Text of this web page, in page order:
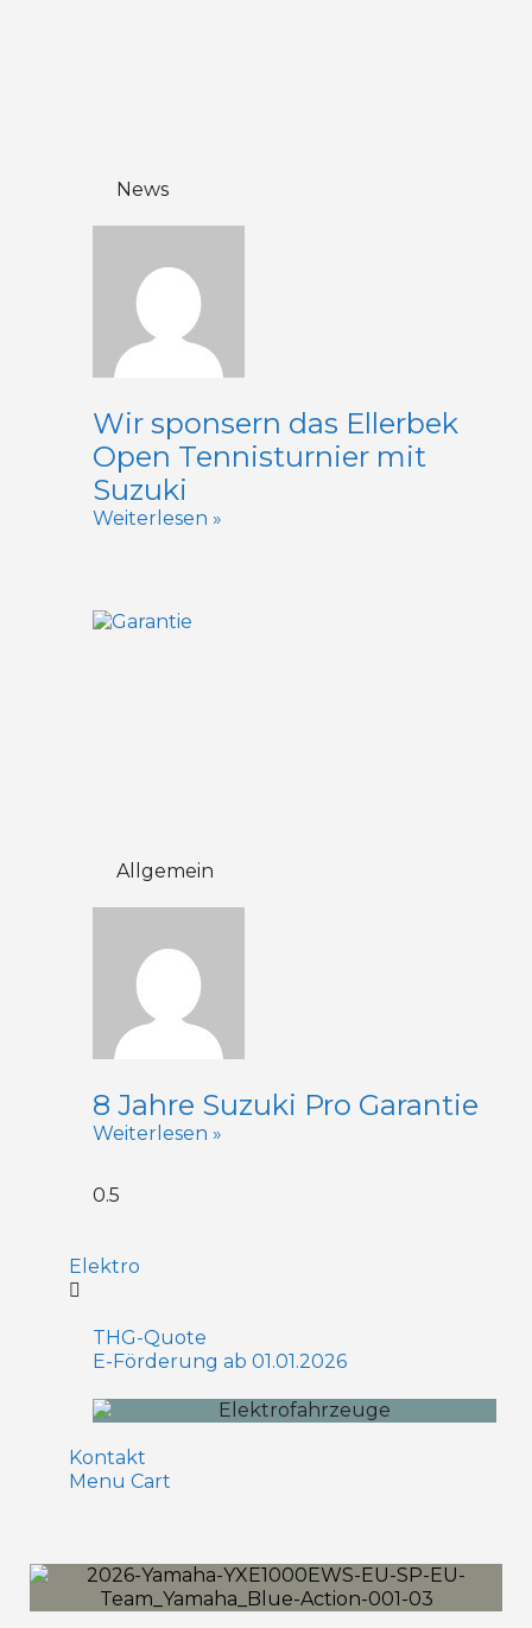
News
Wir sponsern das Ellerbek
Open Tennisturnier mit
Suzuki
Weiterlesen »
Allgemein
8 Jahre Suzuki Pro Garantie
Weiterlesen »
Elektro
THG-Quote
E-Förderung ab 01.01.2026
Kontakt
Menu Cart